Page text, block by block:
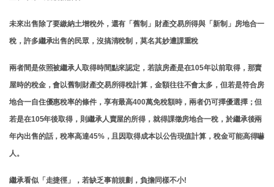
未來出售除了要繳納土增稅外，還有「舊制」財產交易所得與「新制」房地合一
稅，許多繼承出售的民眾，沒搞清稅制，莫名其妙遭課重稅
兩者間是依照被繼承人取得時間點來認定，若該房產是在105年以前取得，那賣
屋時的稅金，會以舊制財產交易所得稅計算，金額往往不會太多，但若是符合房
地合一自住優惠稅率的條件，享有最高400萬免稅額時，兩者仍可擇優選擇；但
若是在105年後取得，則繼承人賣屋的所得，就得課徵房地合一稅，於繼承後兩
年內出售的話，稅率高達45%，且因取得成本以公告現值計算，稅金可能高得嚇
人。
繼承看似「走捷徑」，若缺乏事前規劃，負擔同樣不小!